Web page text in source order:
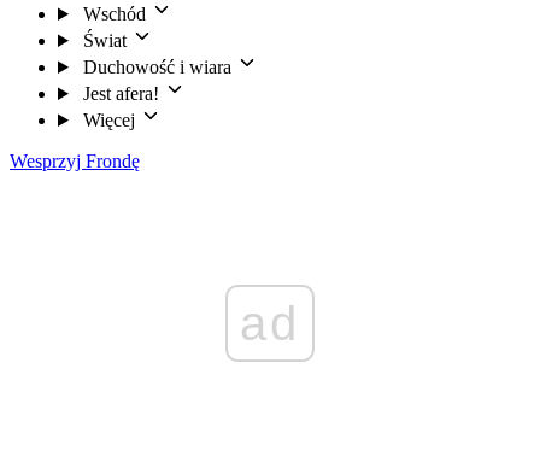
Wschód
Świat
Duchowość i wiara
Jest afera!
Więcej
Wesprzyj Frondę
ad